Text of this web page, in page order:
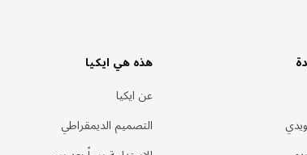
هذه هي ايكيا
عن ايكيا
التصميم الديمقراطي